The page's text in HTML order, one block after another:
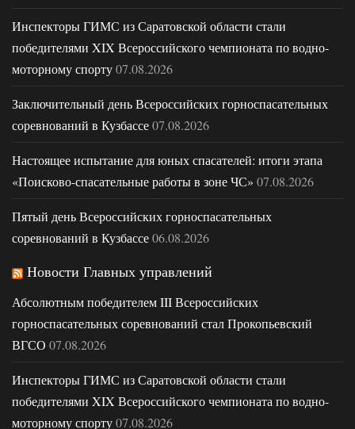
Инспекторы ГИМС из Саратовской области стали
победителями XIX Всероссийского чемпионата по водно-
моторному спорту07.08.2026
Заключительный день Всероссийских горноспасательных
соревнований в Кузбассе07.08.2026
Настоящее испытание для юных спасателей: итоги этапа
«Поисково-спасательные работы в зоне ЧС» 07.08.2026
Пятый день Всероссийских горноспасательных
соревнований в Кузбассе06.08.2026
Новости Главных управлений
Абсолютным победителем III Всероссийских
горноспасательных соревнований стал Прокопьевский
ВГСО 07.08.2026
Инспекторы ГИМС из Саратовской области стали
победителями XIX Всероссийского чемпионата по водно-
моторному спорту07.08.2026